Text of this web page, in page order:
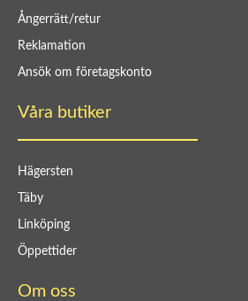
Ångerrätt/retur
Reklamation
Ansök om företagskonto
Våra butiker
Hägersten
Täby
Linköping
Öppettider
Om oss